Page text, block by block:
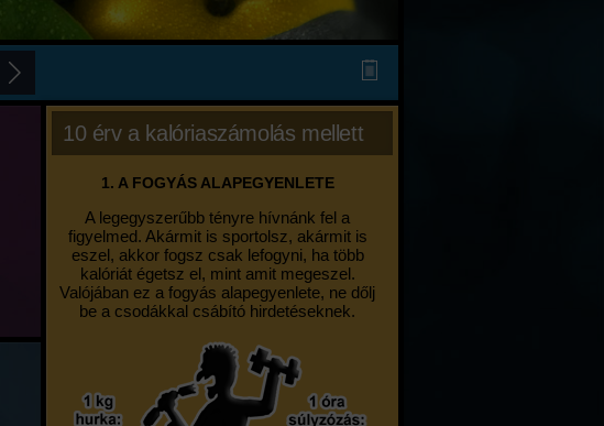
10 érv a kalóriaszámolás mellett
1. A FOGYÁS ALAPEGYENLETE
A legegyszerűbb tényre hívnánk fel a
figyelmed. Akármit is sportolsz, akármit is
eszel, akkor fogsz csak lefogyni, ha több
kalóriát égetsz el, mint amit megeszel.
Valójában ez a fogyás alapegyenlete, ne dőlj
be a csodákkal csábító hirdetéseknek.